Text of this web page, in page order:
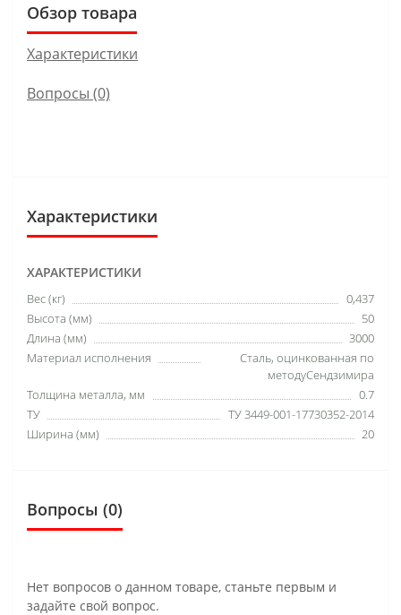
Обзор товара
Характеристики
Вопросы (0)
Характеристики
ХАРАКТЕРИСТИКИ
Вес (кг)
0,437
Высота (мм)
50
Длина (мм)
3000
Материал исполнения
Сталь, оцинкованная по
методуСендзимира
Толщина металла, мм
0.7
ТУ
ТУ 3449-001-17730352-2014
Ширина (мм)
20
Вопросы (0)
Нет вопросов о данном товаре, станьте первым и
задайте свой вопрос.